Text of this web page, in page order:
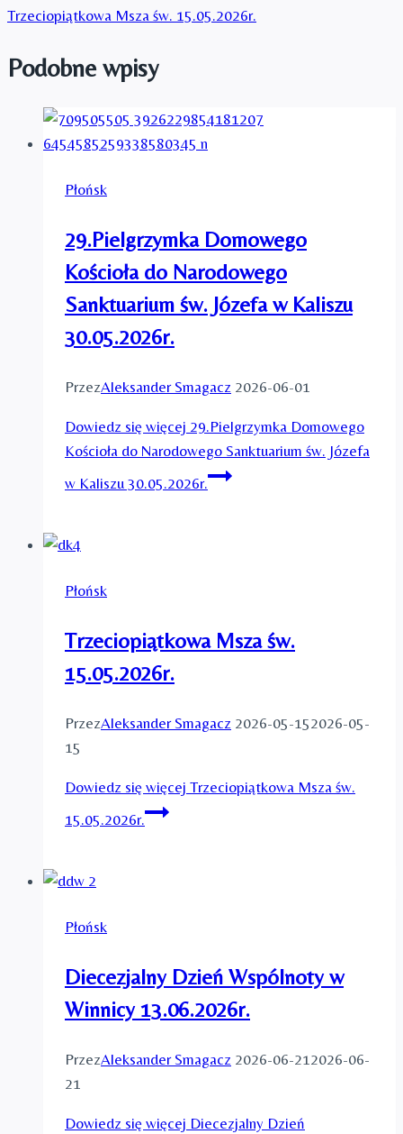
Trzeciopiątkowa Msza św. 15.05.2026r.
Podobne wpisy
Płońsk
29.Pielgrzymka Domowego
Kościoła do Narodowego
Sanktuarium św. Józefa w Kaliszu
30.05.2026r.
PrzezAleksander Smagacz 2026-06-01
Dowiedz się więcej 29.Pielgrzymka Domowego
Kościoła do Narodowego Sanktuarium św. Józefa
w Kaliszu 30.05.2026r.
Płońsk
Trzeciopiątkowa Msza św.
15.05.2026r.
PrzezAleksander Smagacz 2026-05-152026-05-
15
Dowiedz się więcej Trzeciopiątkowa Msza św.
15.05.2026r.
Płońsk
Diecezjalny Dzień Wspólnoty w
Winnicy 13.06.2026r.
PrzezAleksander Smagacz 2026-06-212026-06-
21
Dowiedz się więcej Diecezjalny Dzień